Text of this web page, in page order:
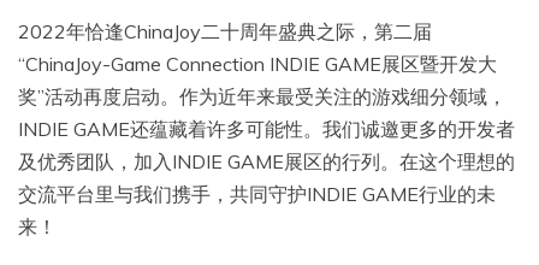
2022年恰逢ChinaJoy二十周年盛典之际，第二届
“ChinaJoy-Game Connection INDIE GAME展区暨开发大
奖”活动再度启动。作为近年来最受关注的游戏细分领域，
INDIE GAME还蕴藏着许多可能性。我们诚邀更多的开发者
及优秀团队，加入INDIE GAME展区的行列。在这个理想的
交流平台里与我们携手，共同守护INDIE GAME行业的未
来！